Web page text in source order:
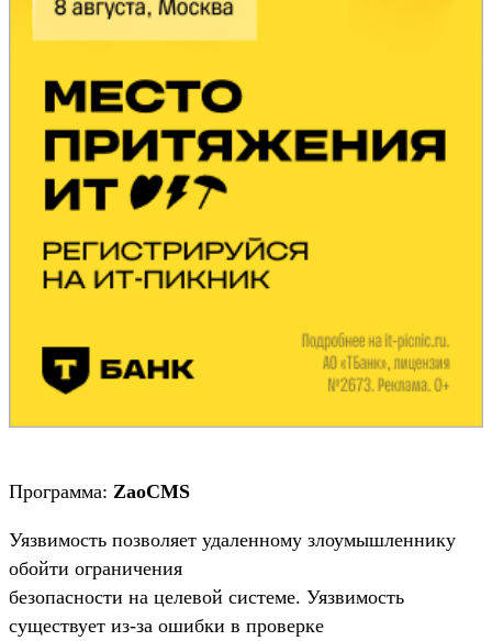
Программа: ZaoCMS
Уязвимость позволяет удаленному злоумышленнику
обойти ограничения
безопасности на целевой системе. Уязвимость
существует из-за ошибки в проверке